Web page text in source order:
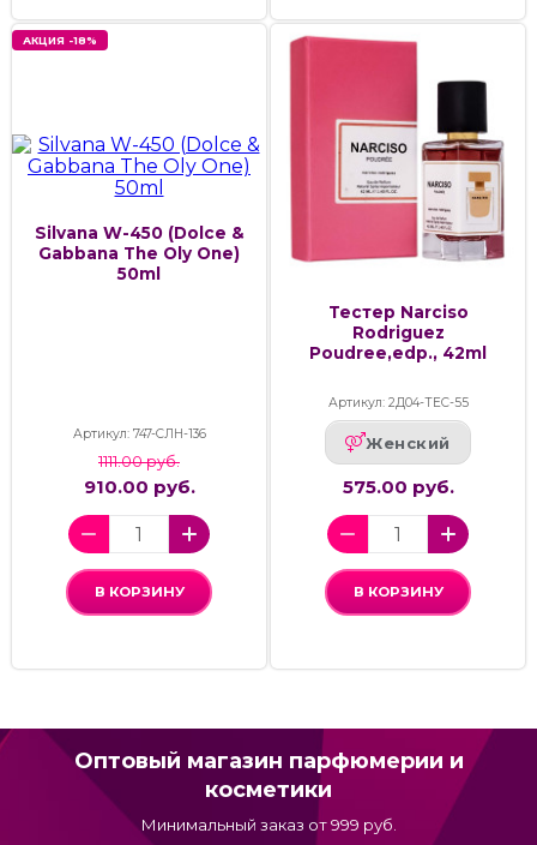
АКЦИЯ -18%
Silvana W-450 (Dolce &
Gabbana The Oly One)
50ml
Артикул: 747-СЛН-136
1111.00 руб.
910.00 руб.
В КОРЗИНУ
Тестер Narciso
Rodriguez
Poudree,edp., 42ml
Артикул: 2Д04-ТЕС-55
Женский
575.00 руб.
В КОРЗИНУ
Оптовый магазин парфюмерии и
косметики
Минимальный заказ от 999 руб.